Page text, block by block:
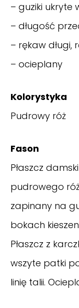
– guziki ukryte
– długość
– rękaw długi,
– ocieplany
Kolorystyka
Pudrowy róż
Fason
Płaszcz
pudrowego
zapinany na
bokach
Płaszcz z
wszyte patki
linię talii.